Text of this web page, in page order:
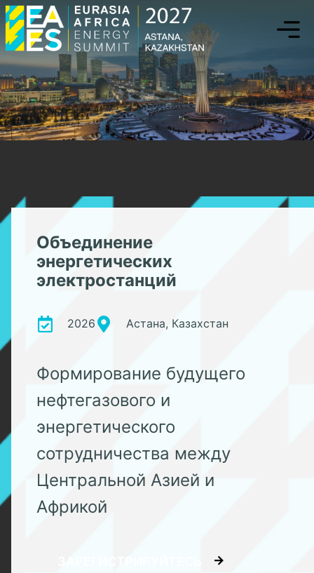
eaenergysummi
Uniting
Energy
Powerhouses
Объединение
энергетических
электростанций
2026 Астана, Казахстан
Формирование будущего
нефтегазового и
энергетического
сотрудничества между
Центральной Азией и
Африкой